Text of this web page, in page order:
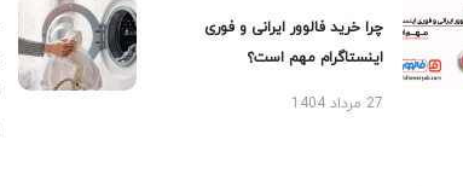
چرا خرید فالوور ایرانی و فوری
اینستاگرام مهم است؟
27 مرداد 1404